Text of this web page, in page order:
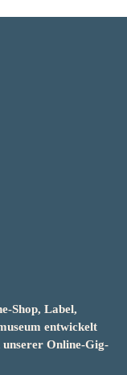
Shop, Label,
entwickelt
unserer Online-Gig-